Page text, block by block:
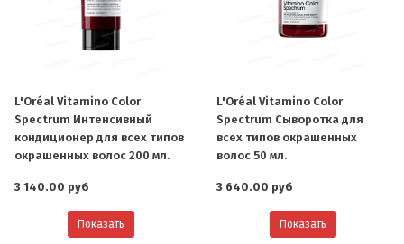
L'Oréal Vitamino Color
Spectrum Интенсивный
кондиционер для всех типов
окрашенных волос 200 мл.
3 140.00 руб
Показать
L'Oréal Vitamino Color
Spectrum Сыворотка для
всех типов окрашенных
волос 50 мл.
3 640.00 руб
Показать